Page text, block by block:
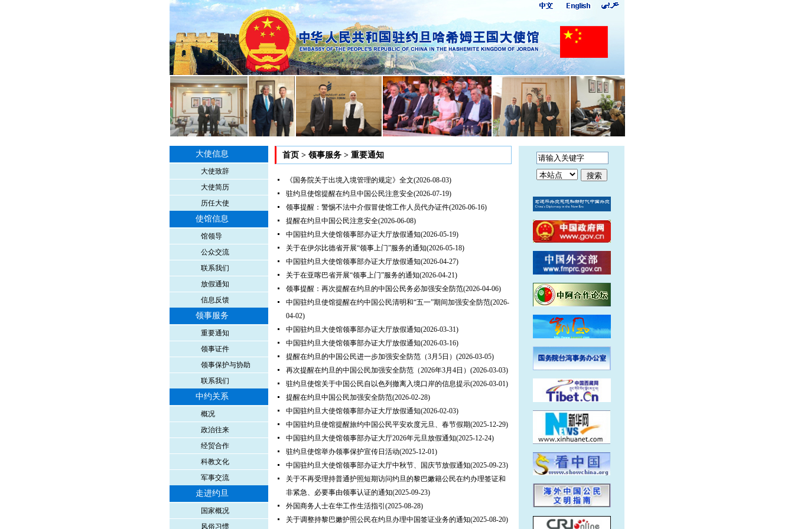
大使信息
大使致辞
大使简历
历任大使
使馆信息
馆领导
公众交流
联系我们
放假通知
信息反馈
领事服务
重要通知
领事证件
领事保护与协助
联系我们
中约关系
概况
政治往来
经贸合作
科教文化
军事交流
走进约旦
国家概况
风俗习惯
首页 > 领事服务 > 重要通知
《国务院关于出境入境管理的规定》全文(2026-08-03)
驻约旦使馆提醒在约旦中国公民注意安全(2026-07-19)
领事提醒：警惕不法中介假冒使馆工作人员代办证件(2026-06-16)
提醒在约旦中国公民注意安全(2026-06-08)
中国驻约旦大使馆领事部办证大厅放假通知(2026-05-19)
关于在伊尔比德省开展“领事上门”服务的通知(2026-05-18)
中国驻约旦大使馆领事部办证大厅放假通知(2026-04-27)
关于在亚喀巴省开展“领事上门”服务的通知(2026-04-21)
领事提醒：再次提醒在约旦的中国公民务必加强安全防范(2026-04-06)
中国驻约旦使馆提醒在约中国公民清明和“五一”期间加强安全防范(2026-
04-02)
中国驻约旦大使馆领事部办证大厅放假通知(2026-03-31)
中国驻约旦大使馆领事部办证大厅放假通知(2026-03-16)
提醒在约旦的中国公民进一步加强安全防范（3月5日） (2026-03-05)
再次提醒在约旦的中国公民加强安全防范（2026年3月4日） (2026-03-03)
驻约旦使馆关于中国公民自以色列撤离入境口岸的信息提示(2026-03-01)
提醒在约旦中国公民加强安全防范(2026-02-28)
中国驻约旦大使馆领事部办证大厅放假通知(2026-02-03)
中国驻约旦使馆提醒旅约中国公民平安欢度元旦、春节假期(2025-12-29)
中国驻约旦大使馆领事部办证大厅2026年元旦放假通知(2025-12-24)
驻约旦使馆举办领事保护宣传日活动(2025-12-01)
中国驻约旦大使馆领事部办证大厅中秋节、国庆节放假通知(2025-09-23)
关于不再受理持普通护照短期访问约旦的黎巴嫩籍公民在约办理签证和
非紧急、必要事由领事认证的通知(2025-09-23)
外国商务人士在华工作生活指引 (2025-08-28)
关于调整持黎巴嫩护照公民在约旦办理中国签证业务的通知(2025-08-20)